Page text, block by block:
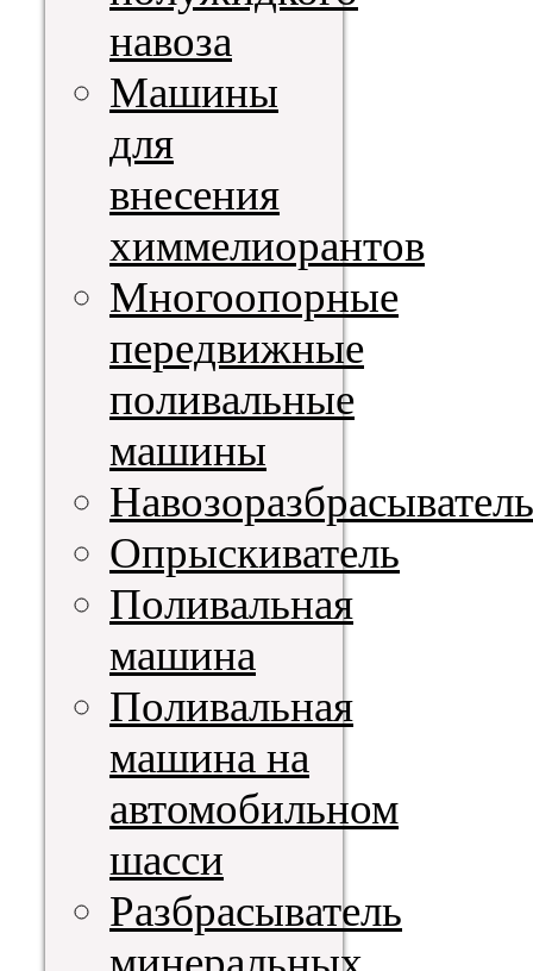
навоза
Машины
для
внесения
химмелиорантов
Многоопорные
передвижные
поливальные
машины
Навозоразбрасыватель
Опрыскиватель
Поливальная
машина
Поливальная
машина на
автомобильном
шасси
Разбрасыватель